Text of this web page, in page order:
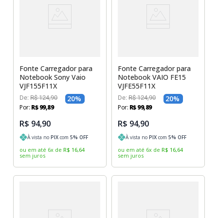
Fonte Carregador para
Notebook Sony Vaio
VJF155F11X
De:R$ 124,90 20%
Por: R$ 99,89
R$ 94,90
À vista noPIX com5% OFF
ou em até 6x de R$ 16,64
sem juros
Fonte Carregador para
Notebook VAIO FE15
VJFE55F11X
De: R$ 124,90 20%
Por: R$99,89
R$ 94,90
À vista no PIX com 5% OFF
ou em até 6x de R$ 16,64
sem juros